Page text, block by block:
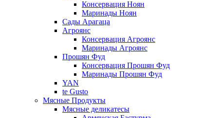
Консервация Ноян
Маринады Ноян
Сады Арагаца
Агроянс
Консервация Агроянс
Маринады Агроянс
Прошян Фуд
Консервация Прошян Фуд
Маринады Прошян Фуд
YAN
te Gusto
Мясные Продукты
Мясные деликатесы